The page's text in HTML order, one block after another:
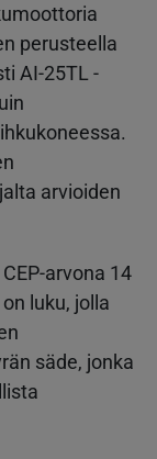
perusteella
AI-25TL -
arvioiden
arvona 14
luku, jolla
säde, jonka